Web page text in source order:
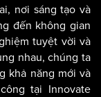
nơi sáng tạo và
đến không gian
tuyệt vời và
nhau, chúng ta
khả năng mới và
tại Innovate